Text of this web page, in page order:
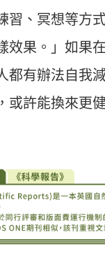
習、冥想等方
效果。」如果
都有辦法自我
或許能換來更